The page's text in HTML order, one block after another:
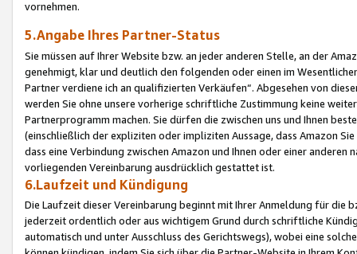
vornehmen.
5.Angabe Ihres Partner-Status
Sie müssen auf Ihrer Website bzw. an jeder anderen Stelle, an der
genehmigt, klar und deutlich den folgenden oder einen im
Partner verdiene ich an qualifizierten Verkäufen“. Abgesehen von
werden Sie ohne unsere vorherige schriftliche Zustimmung keine
Partnerprogramm machen. Sie dürfen die zwischen uns und Ihnen
(einschließlich der expliziten oder impliziten Aussage, dass Amazon
dass eine Verbindung zwischen Amazon und Ihnen oder einer
vorliegenden Vereinbarung ausdrücklich gestattet ist.
6.Laufzeit und Kündigung
Die Laufzeit dieser Vereinbarung beginnt mit Ihrer Anmeldung für die
jederzeit ordentlich oder aus wichtigem Grund durch schriftliche
automatisch und unter Ausschluss des Gerichtswegs), wobei eine